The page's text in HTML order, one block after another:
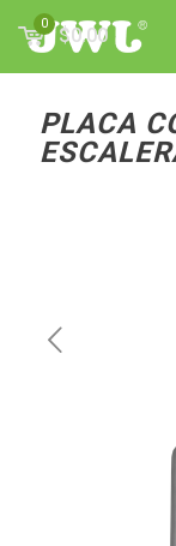
0
$0.00
PLACA